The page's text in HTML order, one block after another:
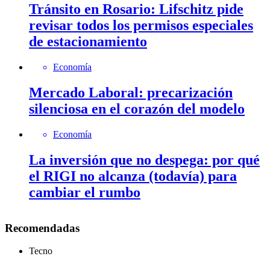
Tránsito en Rosario: Lifschitz pide
revisar todos los permisos especiales
de estacionamiento
Economía
Mercado Laboral: precarización
silenciosa en el corazón del modelo
Economía
La inversión que no despega: por qué
el RIGI no alcanza (todavía) para
cambiar el rumbo
Recomendadas
Tecno